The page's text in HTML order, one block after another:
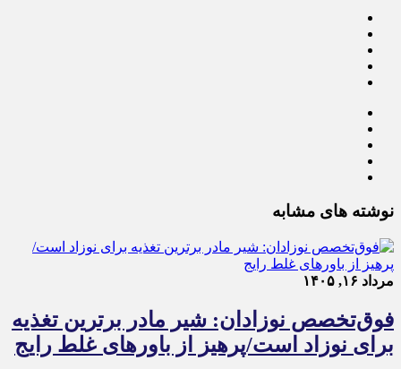
نوشته های مشابه
مرداد ۱۶, ۱۴۰۵
فوق‌تخصص نوزادان: شیر مادر برترین تغذیه
برای نوزاد است/پرهیز از باورهای غلط رایج